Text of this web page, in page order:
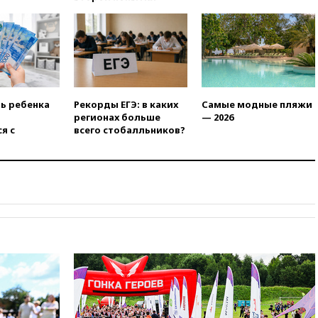
281 украинский беспилотник
над Россией
20:27
Ямпольская призвала
оптимизировать олимпиады
для поступления в вузы
Минтранс предложил
оплачивать защиту дорог от
БПЛА из средств на ремонт
посетит Сербию с
законопроект об отмене ЕГЭ
работу
19:35WP: Трамп призвал
доноров-республиканцев
поддержать Вэнса на выборах
2028 года
ребенка
с
Рекорды ЕГЭ: в каких
регионах больше
всего стобалльников?
Самые модные пляжи
— 2026